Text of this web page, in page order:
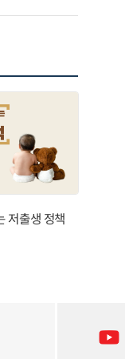
저출생 정책